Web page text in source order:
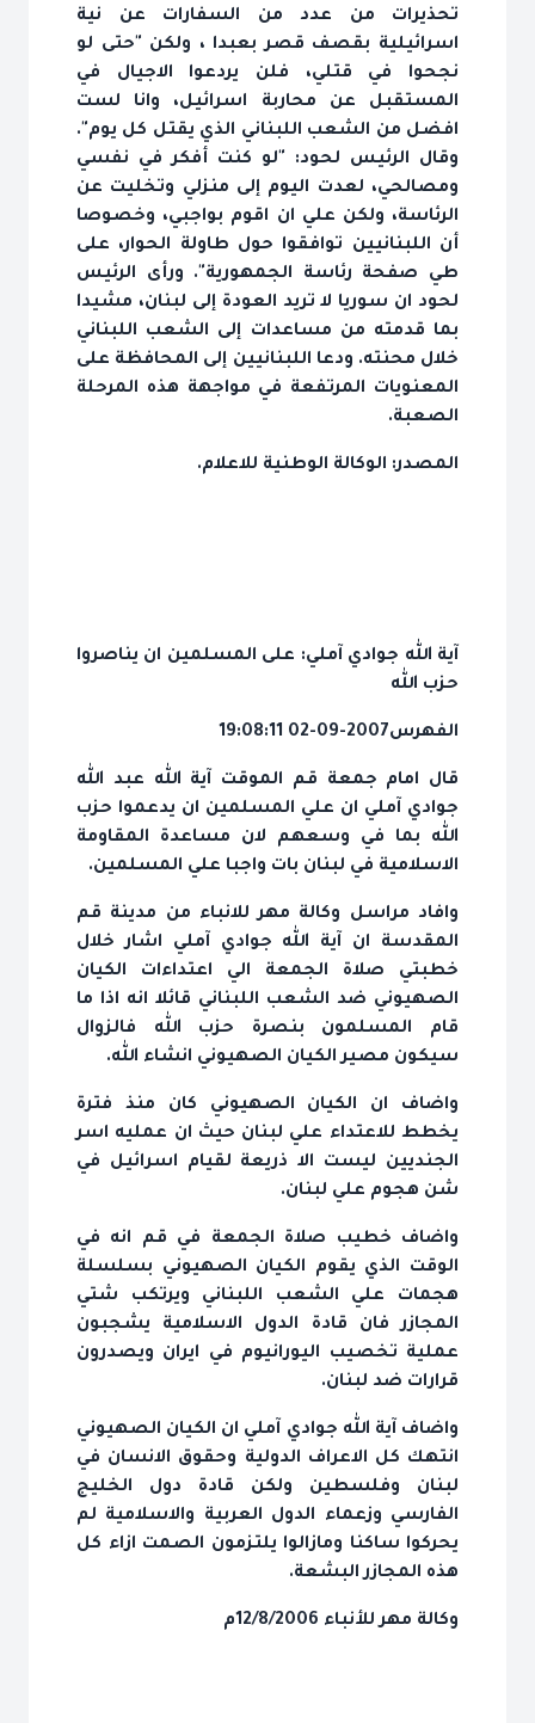
تحذيرات من عدد من السفارات عن نية
اسرائيلية بقصف قصر بعبدا ، ولكن "حتى لو
نجحوا في قتلي، فلن يردعوا الاجيال في
المستقبل عن محاربة اسرائيل، وانا لست
افضل من الشعب اللبناني الذي يقتل كل يوم".
وقال الرئيس لحود: "لو كنت أفكر في نفسي
ومصالحي، لعدت اليوم إلى منزلي وتخليت عن
الرئاسة، ولكن علي ان اقوم بواجبي، وخصوصا
أن اللبنانيين توافقوا حول طاولة الحوار، على
طي صفحة رئاسة الجمهورية". ورأى الرئيس
لحود ان سوريا لا تريد العودة إلى لبنان، مشيدا
بما قدمته من مساعدات إلى الشعب اللبناني
خلال محنته. ودعا اللبنانيين إلى المحافظة على
المعنويات المرتفعة في مواجهة هذه المرحلة
الصعبة.
المصدر: الوكالة الوطنية للاعلام.
آية الله جوادي آملي: على المسلمين ان يناصروا
حزب الله
الفهرس2007-09-02 19:08:11
قال امام جمعة قم الموقت آية الله عبد الله
جوادي آملي ان علي المسلمين ان يدعموا حزب
الله بما في وسعهم لان مساعدة المقاومة
الاسلامية في لبنان بات واجبا علي المسلمين.
وافاد مراسل وكالة مهر للانباء من مدينة قم
المقدسة ان آية الله جوادي آملي اشار خلال
خطبتي صلاة الجمعة الي اعتداءات الكيان
الصهيوني ضد الشعب اللبناني قائلا انه اذا ما
قام المسلمون بنصرة حزب الله فالزوال
سيكون مصير الكيان الصهيوني انشاء الله.
واضاف ان الكيان الصهيوني كان منذ فترة
يخطط للاعتداء علي لبنان حيث ان عمليه اسر
الجنديين ليست الا ذريعة لقيام اسرائيل في
شن هجوم علي لبنان.
واضاف خطيب صلاة الجمعة في قم انه في
الوقت الذي يقوم الكيان الصهيوني بسلسلة
هجمات علي الشعب اللبناني ويرتكب شتي
المجازر فان قادة الدول الاسلامية يشجبون
عملية تخصيب اليورانيوم في ايران ويصدرون
قرارات ضد لبنان.
واضاف آية الله جوادي آملي ان الكيان الصهيوني
انتهك كل الاعراف الدولية وحقوق الانسان في
لبنان وفلسطين ولكن قادة دول الخليج
الفارسي وزعماء الدول العربية والاسلامية لم
يحركوا ساكنا ومازالوا يلتزمون الصمت ازاء كل
هذه المجازر البشعة.
وكالة مهر للأنباء 12/8/2006م